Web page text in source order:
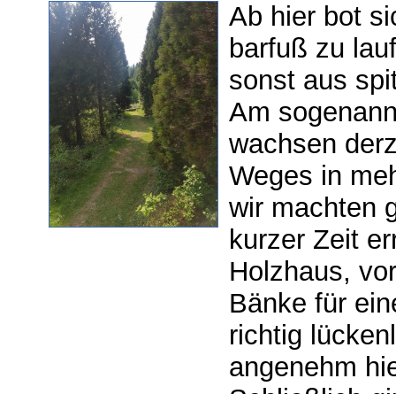
Ab hier bot
barfuß zu
sonst aus
Am
wachsen
Weges in
wir machten
kurzer Zeit
Holzhaus,
Bänke für
richtig
angenehm